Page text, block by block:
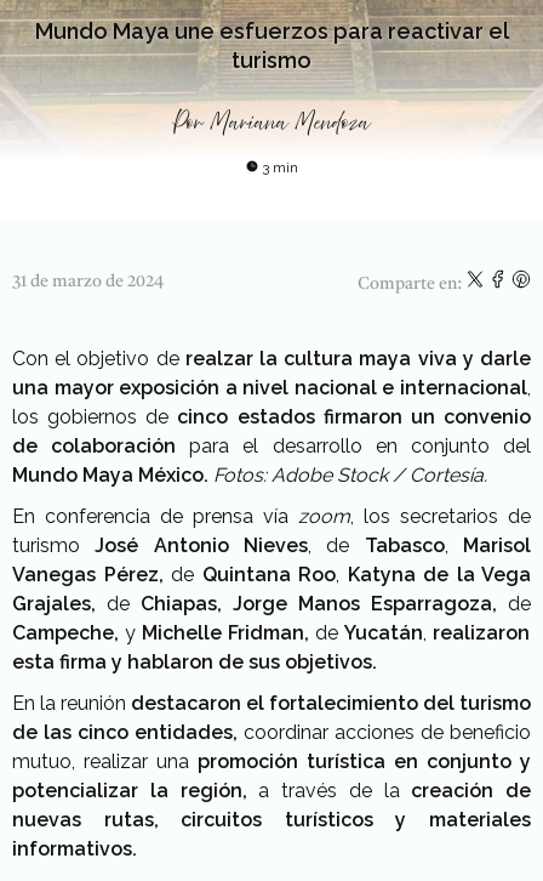
Mundo Maya une esfuerzos para reactivar el
turismo
Por Mariana Mendoza
3 min
31 de marzo de 2024 Comparte en:
Con el objetivo de realzar la cultura maya viva y darle
una mayor exposición a nivel nacional e internacional
los gobiernos de cinco estados firmaron un convenio
de colaboración para el desarrollo en conjunto del
Mundo Maya México. Fotos: Adobe Stock / Cortesía.
En conferencia de prensa vía zoom , los secretarios de
turismoJosé Antonio Nieves , de Tabasco, Marisol
Vanegas Pérez, de Quintana Roo Katyna de la Vega
Grajales, de Chiapas, Jorge Manos Esparragoza, de
Campeche, y Michelle Fridman, de Yucatán realizaron
esta firma y hablaron de sus objetivos.
En la reunión destacaron el fortalecimiento del turismo
de las cinco entidades, coordinar acciones de beneficio
mutuo, realizar una promoción turística en conjunto y
potencializar la región, a través de la creación de
nuevas rutas, circuitos turísticos y materiales
informativos.